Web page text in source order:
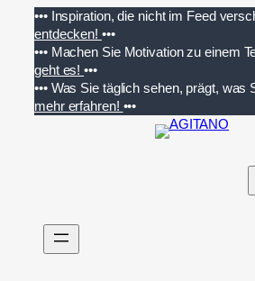
Inhalt
springen
••• Inspiration, die nicht im Feed
entdecken! •••
••• Machen Sie Motivation zu einem
geht es!•••
••• Was Sie täglich sehen, prägt, was
mehr erfahren! •••